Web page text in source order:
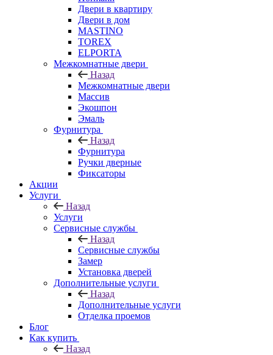
Двери в квартиру
Двери в дом
MASTINO
TOREX
ELPORTA
Межкомнатные двери
Назад
Межкомнатные двери
Массив
Экошпон
Эмаль
Фурнитура
Назад
Фурнитура
Ручки дверные
Фиксаторы
Акции
Услуги
Назад
Услуги
Сервисные службы
Назад
Сервисные службы
Замер
Установка дверей
Дополнительные услуги
Назад
Дополнительные услуги
Отделка проемов
Блог
Как купить
Назад